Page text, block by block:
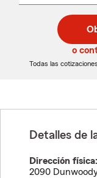
de
5
de
5
o
Todas las
Detalles de
Dirección física:
2090